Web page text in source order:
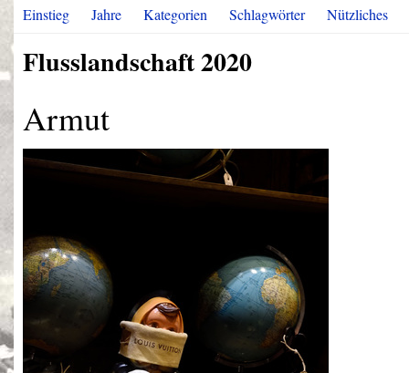
Einstieg Jahre Kategorien Schlagwörter Nützliches
Flusslandschaft 2020
Armut